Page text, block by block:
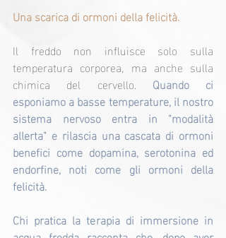
Una scarica di ormoni della felicità.
Il freddo non influisce solo sulla
temperatura corporea, ma anche sulla
chimica del cervello. Quando ci
esponiamo a basse temperature, il nostro
sistema nervoso entra in "modalità
allerta" e rilascia una cascata di ormoni
benefici come dopamina, serotonina ed
endorfine, noti come gli ormoni della
felicità.
Chi pratica la terapia di immersione in